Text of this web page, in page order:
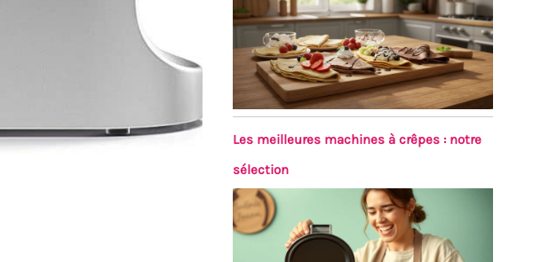
Les meilleures machines à crêpes : notre
sélection